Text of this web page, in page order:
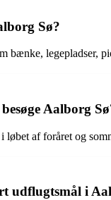
Sø?
bænke, legepladser,
Aalborg
løbet af foråret og
udflugtsmål i